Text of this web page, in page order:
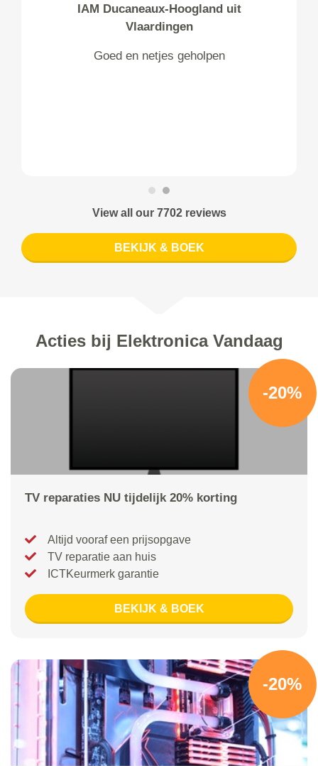
IAM Ducaneaux-Hoogland uit
Vlaardingen
Goed en netjes geholpen
View all our 7702 reviews
BEKIJK & BOEK
Acties bij Elektronica Vandaag
-20%
TV reparaties NU tijdelijk 20% korting
Altijd vooraf een prijsopgave
TV reparatie aan huis
ICTKeurmerk garantie
BEKIJK & BOEK
-20%